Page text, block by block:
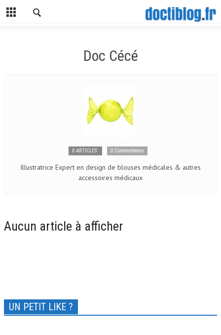
Doc Cécé
0 ARTICLES 0 Commentaires
Illustratrice Expert en design de blouses médicales & autres
accessoires médicaux
Aucun article à afficher
UN PETIT LIKE ?